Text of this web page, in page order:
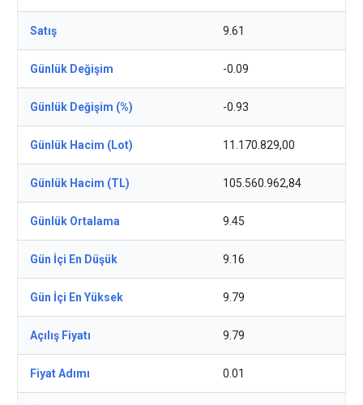
Satış 9.61
Günlük Değişim -0.09
Günlük Değişim (%) -0.93
Günlük Hacim (Lot) 11.170.829,00
Günlük Hacim (TL) 105.560.962,84
Günlük Ortalama 9.45
Gün İçi En Düşük 9.16
Gün İçi En Yüksek 9.79
Açılış Fiyatı 9.79
Fiyat Adımı 0.01